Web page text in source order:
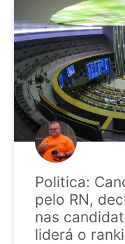
Politica:
pelo RN,
nas
liderá o